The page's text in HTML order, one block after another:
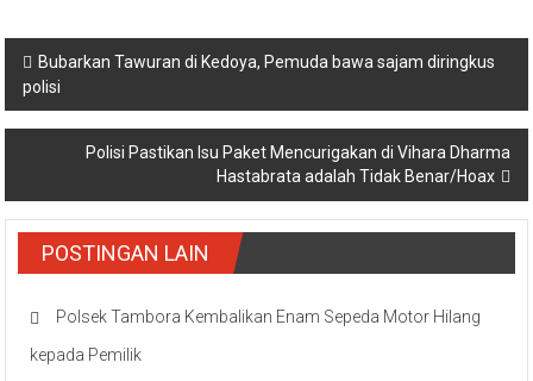
Navigasi
pos
Bubarkan Tawuran di Kedoya, Pemuda bawa sajam diringkus
polisi
Polisi Pastikan Isu Paket Mencurigakan di Vihara Dharma
Hastabrata adalah Tidak Benar/Hoax
POSTINGAN LAIN
Polsek Tambora Kembalikan Enam Sepeda Motor Hilang
kepada Pemilik